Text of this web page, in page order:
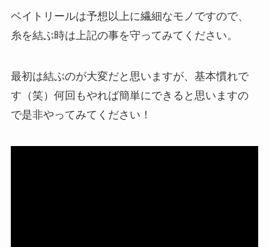
ベイトリールは予想以上に繊細なモノですので、
糸を結ぶ時は上記の事を守ってみてください。
最初は結ぶのが大変だと思いますが、基本慣れで
す（笑）何回もやれば簡単にできると思いますの
で是非やってみてください！